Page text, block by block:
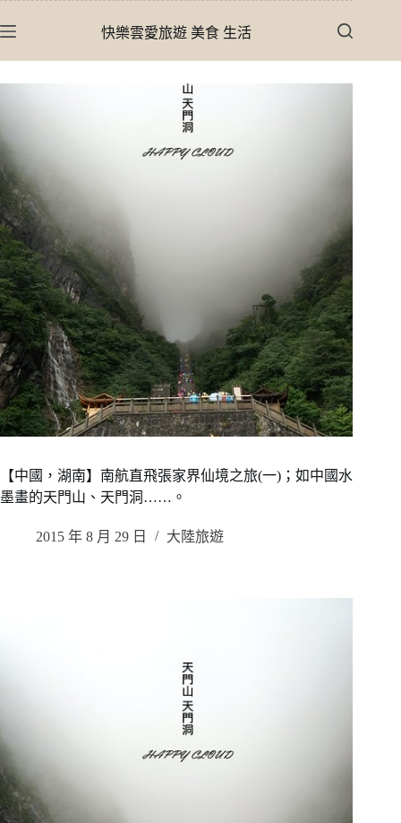
至
快樂雲愛旅遊 美食 生活
【中國，湖南】南航直飛張家界仙境之旅(一)；如中國水
墨畫的天門山、天門洞……。
2015 年 8 月 29 日 大陸旅遊